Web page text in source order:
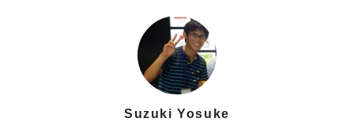
Suzuki Yosuke